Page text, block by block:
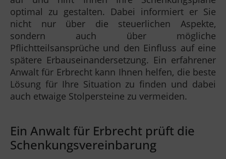
optimal zu gestalten. Dabei informiert er Sie
nicht nur über die steuerlichen Aspekte,
sondern auch über mögliche
Pflichtteilsansprüche und den Einfluss auf eine
spätere Erbauseinandersetzung. Ein erfahrener
Anwalt für Erbrecht kann Ihnen helfen, die beste
Lösung für Ihre Situation zu finden und dabei
auch etwaige Stolpersteine zu vermeiden.
Ein Anwalt für Erbrecht prüft die
Schenkungsvereinbarung